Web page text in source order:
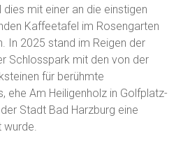
mit einer an die einstigen
Kaffeetafel im Rosengarten
In 2025 stand im Reigen der
Schlosspark mit den von der
für berühmte
ehe Am Heiligenholz in Golfplatz-
Stadt Bad Harzburg eine
wurde.